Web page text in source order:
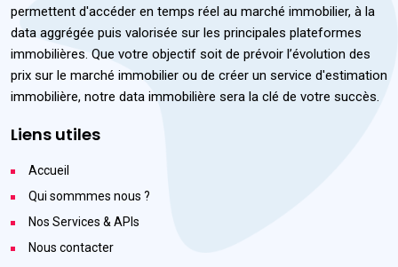
permettent d'accéder en temps réel au marché immobilier, à la
data aggrégée puis valorisée sur les principales plateformes
immobilières. Que votre objectif soit de prévoir l’évolution des
prix sur le marché immobilier ou de créer un service d'estimation
immobilière, notre data immobilière sera la clé de votre succès.
Liens utiles
Accueil
Qui sommmes nous ?
Nos Services & APIs
Nous contacter